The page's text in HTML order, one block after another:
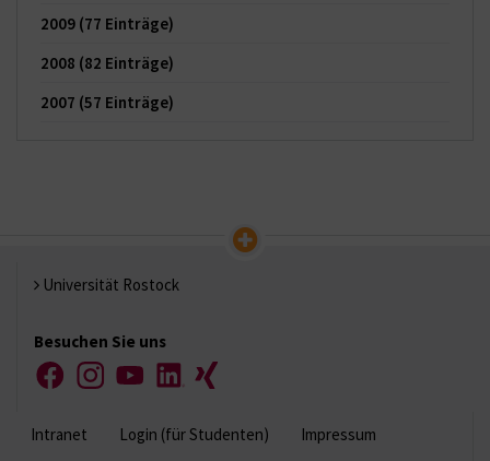
2009 (77 Einträge)
2008 (82 Einträge)
2007 (57 Einträge)
Universität Rostock
Besuchen Sie uns
FacebookInstagramYouTubeLinkedIn
Xing
Intranet Login (für Studenten) Impressum